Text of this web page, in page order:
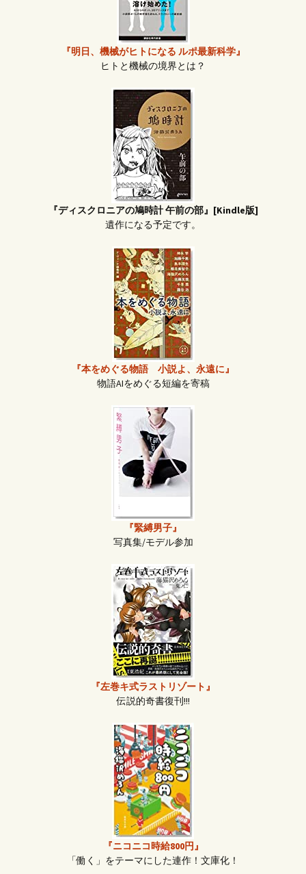
『明日、機械がヒトになる ルポ最新科学』
ヒトと機械の境界とは？
『ディスクロニアの鳩時計 午前の部』[Kindle版]
遺作になる予定です。
『本をめぐる物語 小説よ、永遠に』
物語AIをめぐる短編を寄稿
『緊縛男子』
写真集/モデル参加
『左巻キ式ラストリゾート』
伝説的奇書復刊!!!
『ニコニコ時給800円』
「働く」をテーマにした連作！文庫化！